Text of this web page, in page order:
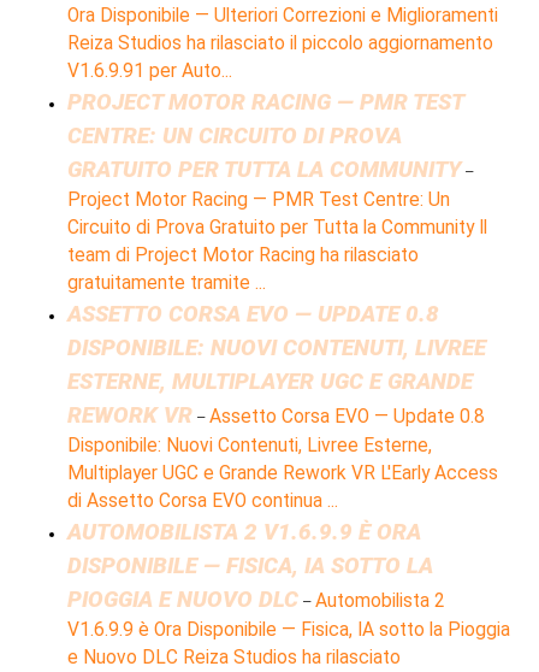
Ora Disponibile — Ulteriori Correzioni e Miglioramenti
Reiza Studios ha rilasciato il piccolo aggiornamento
V1.6.9.91 per Auto...
PROJECT MOTOR RACING — PMR TEST
CENTRE: UN CIRCUITO DI PROVA
GRATUITO PER TUTTA LA COMMUNITY –
Project Motor Racing — PMR Test Centre: Un
Circuito di Prova Gratuito per Tutta la Community Il
team di Project Motor Racing ha rilasciato
gratuitamente tramite ...
ASSETTO CORSA EVO — UPDATE 0.8
DISPONIBILE: NUOVI CONTENUTI, LIVREE
ESTERNE, MULTIPLAYER UGC E GRANDE
REWORK VR – Assetto Corsa EVO — Update 0.8
Disponibile: Nuovi Contenuti, Livree Esterne,
Multiplayer UGC e Grande Rework VR L'Early Access
di Assetto Corsa EVO continua ...
AUTOMOBILISTA 2 V1.6.9.9 È ORA
DISPONIBILE — FISICA, IA SOTTO LA
PIOGGIA E NUOVO DLC – Automobilista 2
V1.6.9.9 è Ora Disponibile — Fisica, IA sotto la Pioggia
e Nuovo DLC Reiza Studios ha rilasciato